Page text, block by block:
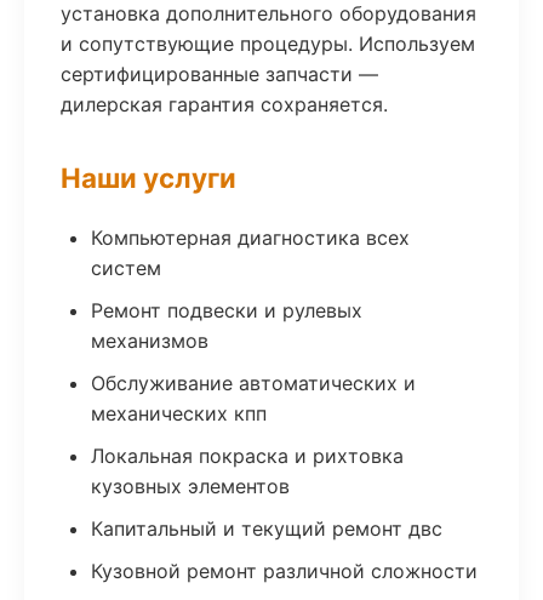
установка дополнительного оборудования
и сопутствующие процедуры. Используем
сертифицированные запчасти —
дилерская гарантия сохраняется.
Наши услуги
Компьютерная диагностика всех
систем
Ремонт подвески и рулевых
механизмов
Обслуживание автоматических и
механических кпп
Локальная покраска и рихтовка
кузовных элементов
Капитальный и текущий ремонт двс
Кузовной ремонт различной сложности